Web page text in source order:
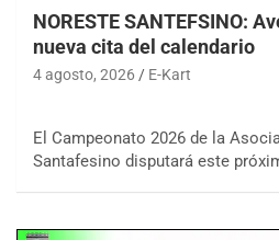
NORESTE SANTEFSINO:
nueva cita del calendario
4 agosto, 2026 E-Kart
El Campeonato 2026 de la
Santafesino disputará este